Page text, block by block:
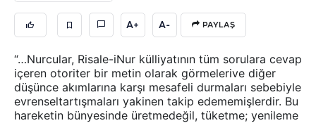
A+ A- PAYLAŞ
“…Nurcular, Risale-iNur külliyatının tüm sorulara cevap
içeren otoriter bir metin olarak görmelerive diğer
düşünce akımlarına karşı mesafeli durmaları sebebiyle
evrenseltartışmaları yakinen takip edememişlerdir. Bu
hareketin bünyesinde üretmedeğil, tüketme; yenileme